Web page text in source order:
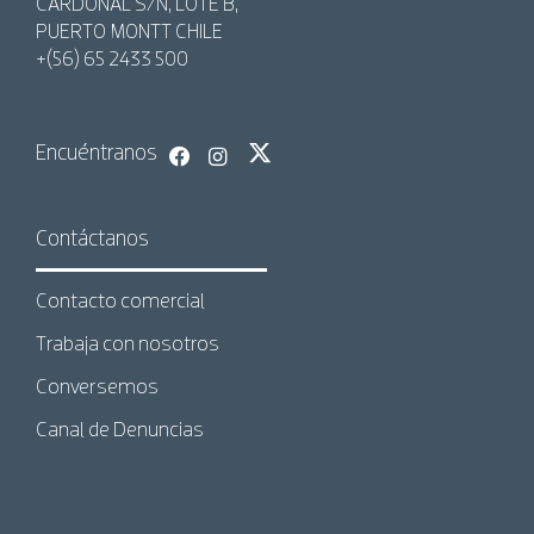
CARDONAL S/N, LOTE B,
PUERTO MONTT CHILE
+(56) 65 2433 500
Encuéntranos
Contáctanos
Contacto comercial
Trabaja con nosotros
Conversemos
Canal de Denuncias